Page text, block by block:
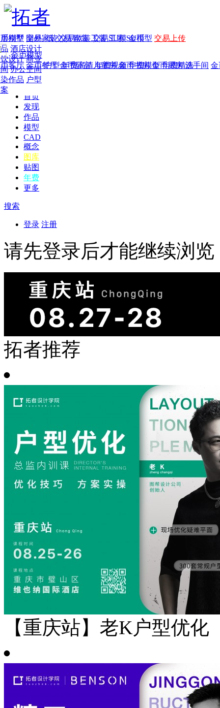
首页
发现
年费 作品 图纸 交易 软装 工装 SU模 金币
年费版块
费图纸 年费户型 年费高清 年费视频 年费模型 年费精选
作品
别墅 国外
酒店设计
设计 商业
办公空间
作品 户型
模型
模型 交易家装 交易软装 交易工装 SU模型 交易上传
金币模型
客厅 金币餐厅 金币卧室 儿童房 金币书房 金币厨房 洗手间 金
CAD
概念
图库
贴图
年费
更多
搜索
登录 注册
请先登录后才能继续浏览
拓者推荐
【重庆站】老K户型优化